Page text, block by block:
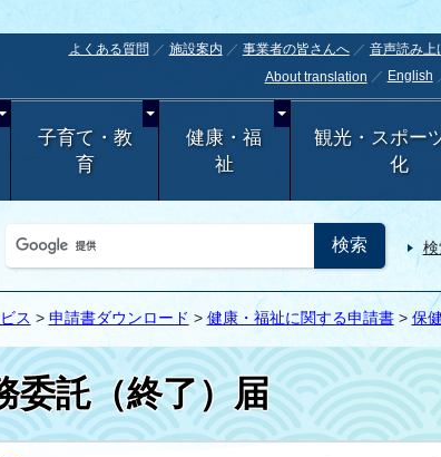
よくある質問 施設案内 事業者の皆さんへ 音声読み上
About translation
English
子育て・教
育
健康・福
祉
観光・スポー
化
ス > 申請書ダウンロード > 健康・福祉に関する申請書> 保
委託（終了）届